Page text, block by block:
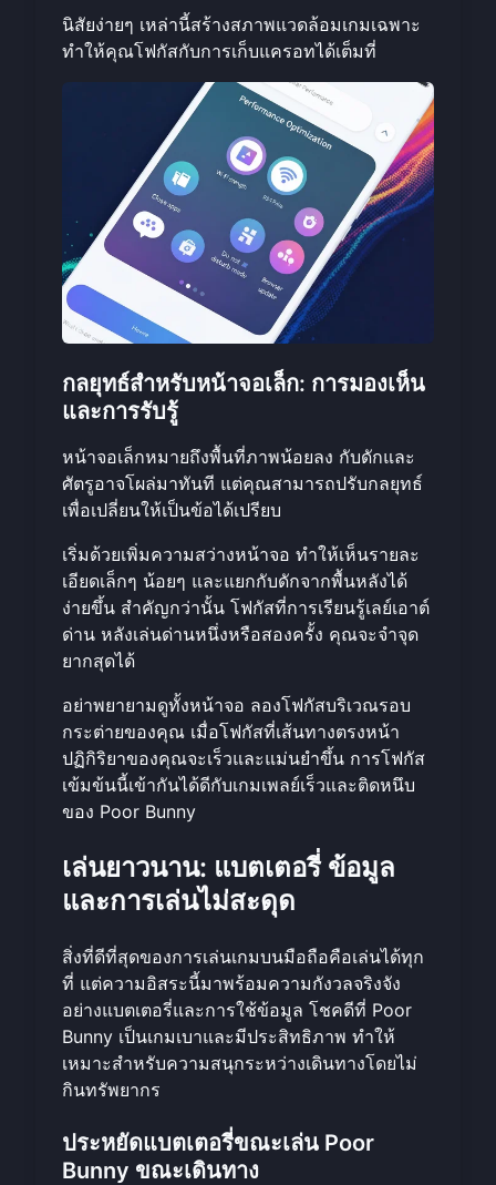
นิสัยง่ายๆ เหล่านี้สร้างสภาพแวดล้อมเกมเฉพาะ
ทำให้คุณโฟกัสกับการเก็บแครอทได้เต็มที่
กลยุทธ์สำหรับหน้าจอเล็ก: การมองเห็น
และการรับรู้
หน้าจอเล็กหมายถึงพื้นที่ภาพน้อยลง กับดักและ
ศัตรูอาจโผล่มาทันที แต่คุณสามารถปรับกลยุทธ์
เพื่อเปลี่ยนให้เป็นข้อได้เปรียบ
เริ่มด้วยเพิ่มความสว่างหน้าจอ ทำให้เห็นรายละ
เอียดเล็กๆ น้อยๆ และแยกกับดักจากพื้นหลังได้
ง่ายขึ้น สำคัญกว่านั้น โฟกัสที่การเรียนรู้เลย์เอาต์
ด่าน หลังเล่นด่านหนึ่งหรือสองครั้ง คุณจะจำจุด
ยากสุดได้
อย่าพยายามดูทั้งหน้าจอ ลองโฟกัสบริเวณรอบ
กระต่ายของคุณ เมื่อโฟกัสที่เส้นทางตรงหน้า
ปฏิกิริยาของคุณจะเร็วและแม่นยำขึ้น การโฟกัส
เข้มข้นนี้เข้ากันได้ดีกับเกมเพลย์เร็วและติดหนึบ
ของ Poor Bunny
เล่นยาวนาน: แบตเตอรี่ ข้อมูล
และการเล่นไม่สะดุด
สิ่งที่ดีที่สุดของการเล่นเกมบนมือถือคือเล่นได้ทุก
ที่ แต่ความอิสระนี้มาพร้อมความกังวลจริงจัง
อย่างแบตเตอรี่และการใช้ข้อมูล โชคดีที่ Poor
Bunny เป็นเกมเบาและมีประสิทธิภาพ ทำให้
เหมาะสำหรับความสนุกระหว่างเดินทางโดยไม่
กินทรัพยากร
ประหยัดแบตเตอรี่ขณะเล่น Poor
Bunny ขณะเดินทาง